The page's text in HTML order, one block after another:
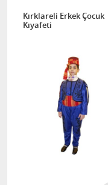
Kırklareli Erkek Çocuk
Kıyafeti